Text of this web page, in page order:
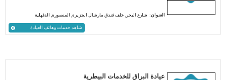
شاهد خدمات وهاتف العيادة
العنوان: شارع البحر, خلف فندق مارشال الجزيرة, المنصورة, الدقهلية
عيادة البراق للخدمات البيطرية